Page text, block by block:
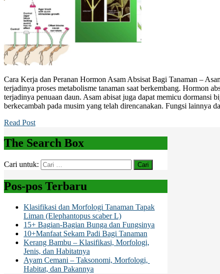
Cara Kerja dan Peranan Hormon Asam Absisat Bagi Tanaman –
terjadinya proses metabolisme tanaman saat berkembang. Hormon
terjadinya penuaan daun. Asam abisat juga dapat memicu dormansi
berkecambah pada musim yang telah direncanakan. Fungsi lainnya
Read Post
The Search Box
Cari untuk:
Pos-pos Terbaru
Klasifikasi dan Morfologi Tanaman Tapak
Liman (Elephantopus scaber L)
15+ Bagian-Bagian Bunga dan Fungsinya
10+Manfaat Sekam Padi Bagi Tanaman
Kerang Bambu – Klasifikasi, Morfologi,
Jenis, dan Habitatnya
Ayam Cemani – Taksonomi, Morfologi,
Habitat, dan Pakannya